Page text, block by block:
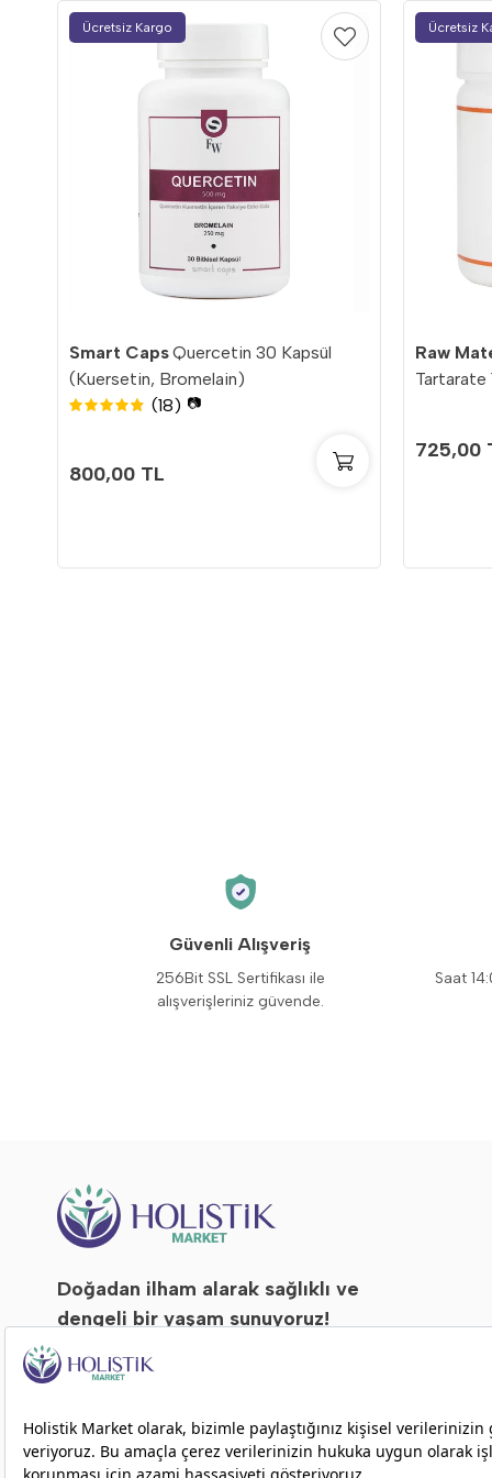
Smart CapsQuercetin 30 Kapsül
(Kuersetin, Bromelain)
(18) 📷
800,00 TL
Ücretsiz Kargo
Raw
Tartarate
725,00
Ücretsiz
Güvenli Alışveriş
256Bit SSL Sertifikası ile
alışverişleriniz güvende.
Saat
Doğadan ilham alarak sağlıklı ve
dengeli bir yaşam sunuyoruz!